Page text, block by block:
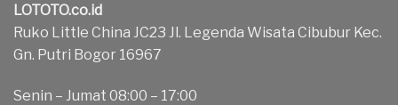
LOTOTO.co.id
Ruko Little China JC23 Jl. Legenda Wisata Cibubur Kec.
Gn. Putri Bogor 16967
Senin – Jumat 08:00 – 17:00